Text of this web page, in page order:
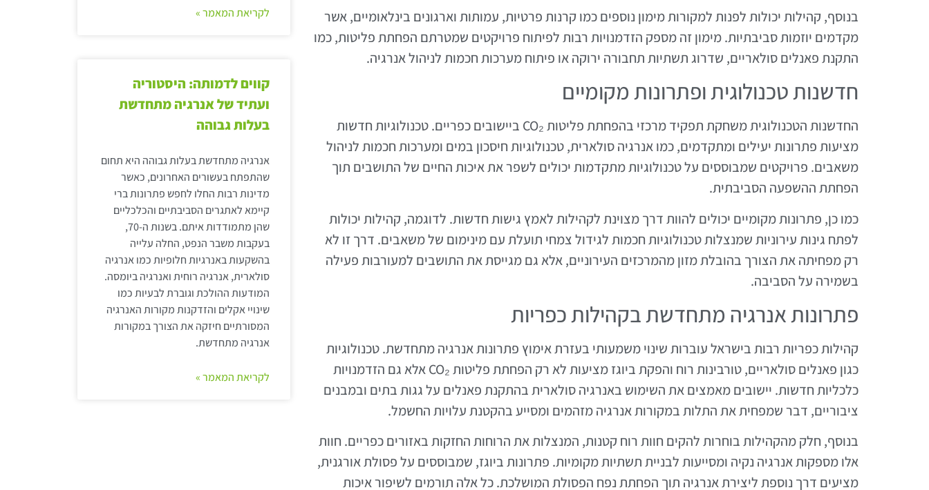
בנוסף, קהילות יכולות לפנות למקורות מימון נוספים כמו קרנות פרטיות, עמותות וארגונים בינלאומיים, אשר
מקדמים יוזמות סביבתיות. מימון זה מספק הזדמנויות רבות לפיתוח פרויקטים שמטרתם הפחתת פליטות, כמו
התקנת פאנלים סולאריים, שדרוג תשתיות תחבורה ירוקה או פיתוח מערכות חכמות לניהול אנרגיה.
חדשנות טכנולוגית ופתרונות מקומיים
החדשנות הטכנולוגית משחקת תפקיד מרכזי בהפחתת פליטות CO₂ ביישובים כפריים. טכנולוגיות חדשות
מציעות פתרונות יעילים ומתקדמים, כמו אנרגיה סולארית, טכנולוגיות חיסכון במים ומערכות חכמות לניהול
משאבים. פרויקטים שמבוססים על טכנולוגיות מתקדמות יכולים לשפר את איכות החיים של התושבים תוך
הפחתת ההשפעה הסביבתית.
כמו כן, פתרונות מקומיים יכולים להוות דרך מצוינת לקהילות לאמץ גישות חדשות. לדוגמה, קהילות יכולות
לפתח גינות עירוניות שמנצלות טכנולוגיות חכמות לגידול צמחי תועלת עם מינימום של משאבים. דרך זו לא
רק מפחיתה את הצורך בהובלת מזון מהמרכזים העירוניים, אלא גם מגייסת את התושבים למעורבות פעילה
בשמירה על הסביבה.
פתרונות אנרגיה מתחדשת בקהילות כפריות
קהילות כפריות רבות בישראל עוברות שינוי משמעותי בעזרת אימוץ פתרונות אנרגיה מתחדשת. טכנולוגיות
כגון פאנלים סולאריים, טורבינות רוח והפקת ביוגז מציעות לא רק הפחתת פליטות CO₂ אלא גם הזדמנויות
כלכליות חדשות. יישובים מאמצים את השימוש באנרגיה סולארית בהתקנת פאנלים על גגות בתים ובמבנים
ציבוריים, דבר שמפחית את התלות במקורות אנרגיה מזהמים ומסייע בהקטנת עלויות החשמל.
בנוסף, חלק מהקהילות בוחרות להקים חוות רוח קטנות, המנצלות את הרוחות החזקות באזורים כפריים. חוות
אלו מספקות אנרגיה נקיה ומסייעות לבניית תשתיות מקומיות. פתרונות ביוגז, שמבוססים על פסולת אורגנית,
מציעים דרך נוספת ליצירת אנרגיה תוך הפחתת נפח הפסולת המושלכת. כל אלה תורמים לשיפור איכות
לקריאת המאמר »
קווים לדמותה: היסטוריה
ועתיד של אנרגיה מתחדשת
בעלות גבוהה
אנרגיה מתחדשת בעלות גבוהה היא תחום
שהתפתח בעשורים האחרונים, כאשר
מדינות רבות החלו לחפש פתרונות ברי
קיימא לאתגרים הסביבתיים והכלכליים
שהן מתמודדות איתם. בשנות ה-70,
בעקבות משבר הנפט, החלה עלייה
בהשקעות באנרגיות חלופיות כמו אנרגיה
סולארית, אנרגיה רוחית ואנרגיה ביומסה.
המודעות ההולכת וגוברת לבעיות כמו
שינויי אקלים והזדקנות מקורות האנרגיה
המסורתיים חיזקה את הצורך במקורות
אנרגיה מתחדשת.
לקריאת המאמר »